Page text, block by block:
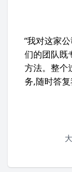
“我对这家
们的团队既
方法。整个
务,随时答